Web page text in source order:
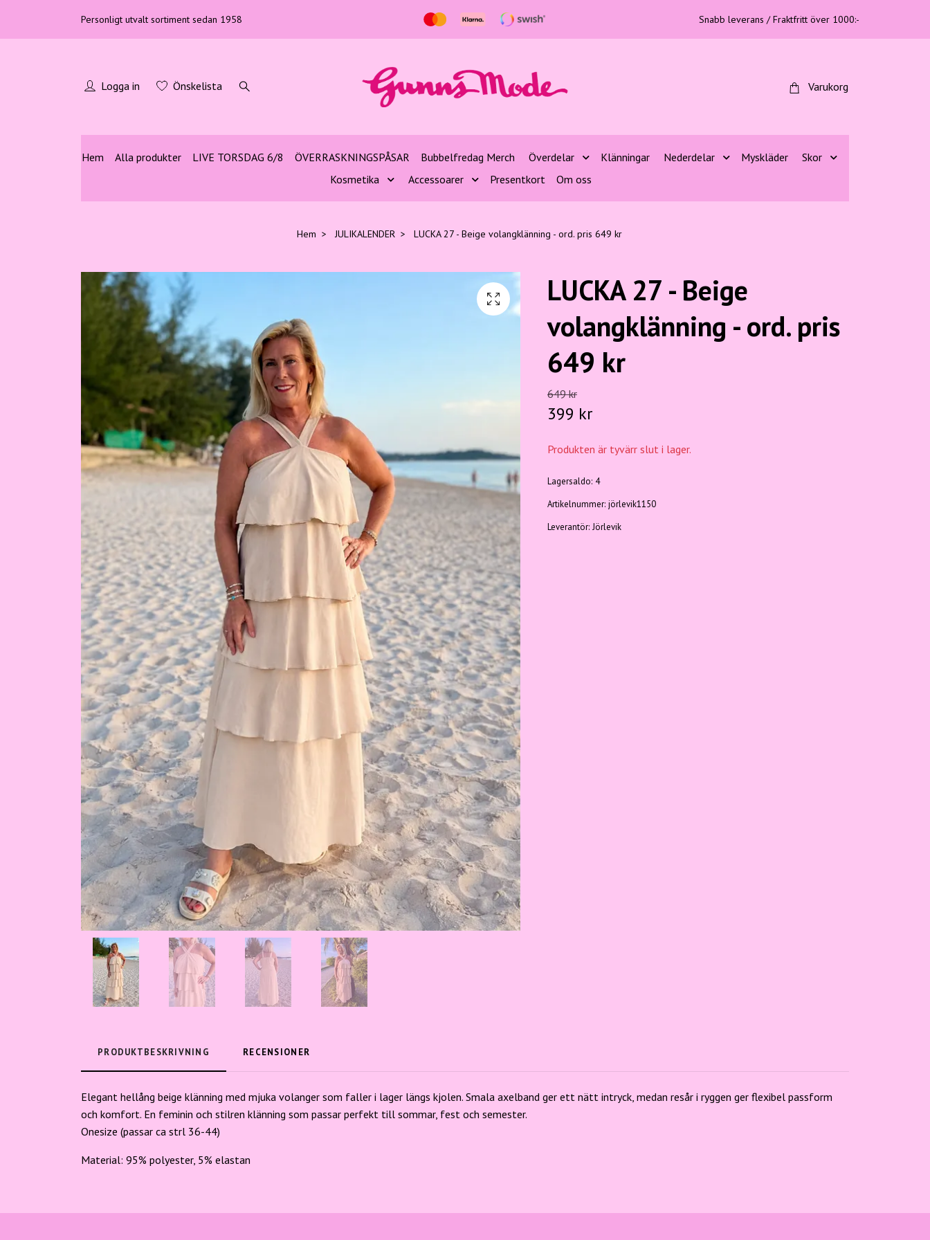
Personligt utvalt sortiment sedan 1958 Snabb leverans / Fraktfritt över 1000:-
Logga in Önskelista Varukorg
Hem Alla produkter LIVE TORSDAG 6/8 ÖVERRASKNINGSPÅSAR Bubbelfredag Merch Överdelar Klänningar Nederdelar Myskläder
Skor
Kosmetika
Accessoarer Presentkort Om oss
Hem JULIKALENDER LUCKA 27 - Beige volangklänning - ord. pris 649 kr
LUCKA 27 - Beige
volangklänning - ord. pris
649 kr
649 kr
399 kr
Produkten är tyvärr slut i lager.
Lagersaldo: 4
Artikelnummer: jörlevik1150
Leverantör: Jörlevik
PRODUKTBESKRIVNING RECENSIONER
Elegant hellång beige klänning med mjuka volanger som faller i lager längs kjolen. Smala axelband ger ett nätt intryck, medan resår i ryggen ger flexibel passform
och komfort. En feminin och stilren klänning som passar perfekt till sommar, fest och semester.
Onesize (passar ca strl 36-44)
Material: 95% polyester, 5% elastan